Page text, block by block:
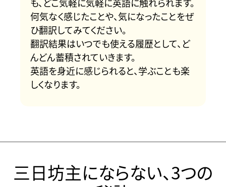
何気なく感じたことや、気になったことをぜ
ひ翻訳してみてください。
翻訳結果はいつでも使える履歴として、ど
んどん蓄積されていきます。
英語を身近に感じられると、学ぶことも楽
しくなります。
三日坊主にならない、3つの